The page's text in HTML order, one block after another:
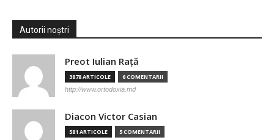
Autorii noștri
Preot Iulian Raţă
3878 ARTICOLE 6 COMENTARII
http://www.ortodoxia.md
Diacon Victor Casian
581 ARTICOLE 5 COMENTARII